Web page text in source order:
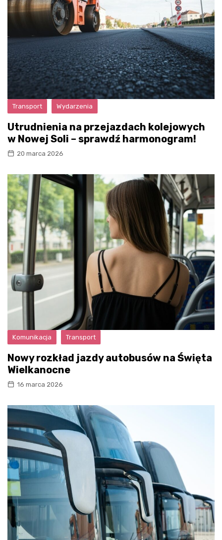
Transport Wydarzenia
Utrudnienia na przejazdach kolejowych
w Nowej Soli – sprawdź harmonogram!
20 marca 2026
Komunikacja Transport
Nowy rozkład jazdy autobusów na Święta
Wielkanocne
16 marca 2026